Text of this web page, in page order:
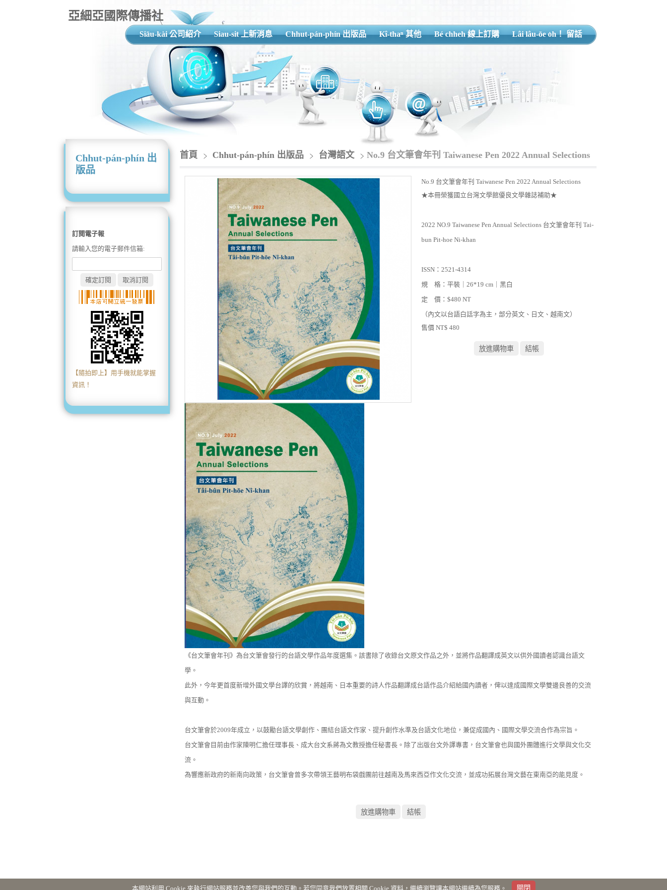
亞細亞國際傳播社
Siāu-kài 公司紹介 Siau-sit 上新消息 Chhut-pán-phín 出版品 Kî-thaⁿ 其他 Bé chheh 線上訂購 Lâi lâu-ōe o͘h！ 留話
Chhut-pán-phín 出
版品
訂閱電子報
請輸入您的電子郵件信箱:
【隨拍即上】用手機就能掌握
資訊！
首頁 Chhut-pán-phín 出版品 台灣語文 No.9 台文筆會年刊 Taiwanese Pen 2022 Annual Selections
No.9 台文筆會年刊 Taiwanese Pen 2022 Annual Selections
★本冊榮獲國立台灣文學館優良文學雜誌補助★
2022 NO.9 Taiwanese Pen Annual Selections 台文筆會年刊 Tai-
bun Pit-hoe Ni-khan
ISSN：2521-4314
規 格：平裝｜26*19 cm｜黑白
定 價：$480 NT
（內文以台語白話字為主，部分英文、日文、越南文）
售價 NT$ 480
《台文筆會年刊》為台文筆會發行的台語文學作品年度選集。該書除了收錄台文原文作品之外，並將作品翻譯成英文以供外國讀者認識台語文
學。
此外，今年更首度新增外國文學台譯的欣賞，將越南、日本重要的詩人作品翻譯成台語作品介紹給國內讀者，俾以達成國際文學雙邊良善的交流
與互動。
台文筆會於2009年成立，以鼓勵台語文學創作、團結台語文作家、提升創作水準及台語文化地位，兼促成國內、國際文學交流合作為宗旨。
台文筆會目前由作家陳明仁擔任理事長、成大台文系蔣為文教授擔任秘書長。除了出版台文外譯專書，台文筆會也與國外團體進行文學與文化交
流。
為響應新政府的新南向政策，台文筆會曾多次帶領王藝明布袋戲團前往越南及馬來西亞作文化交流，並成功拓展台灣文藝在東南亞的能見度。
本網站利用 Cookie 來執行網站服務並改善您與我們的互動。若您同意我們放置相關 Cookie 資料，繼續瀏覽讓本網站繼續為您服務。